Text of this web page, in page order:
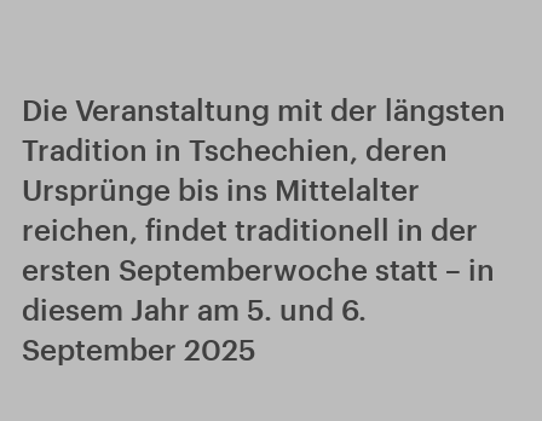
Die Veranstaltung mit der längsten
Tradition in Tschechien, deren
Ursprünge bis ins Mittelalter
reichen, findet traditionell in der
ersten Septemberwoche statt – in
diesem Jahr am 5. und 6.
September 2025